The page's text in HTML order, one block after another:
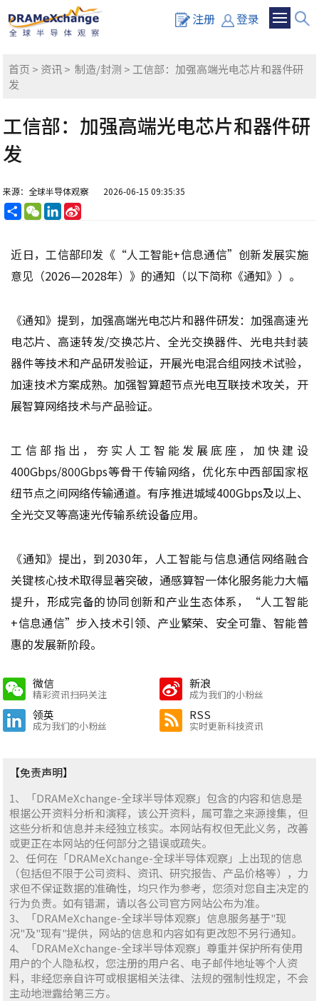
注册 登录
首页 > 资讯>制造/封测 > 工信部：加强高端光电芯片和器件研
发
工信部：加强高端光电芯片和器件研
发
来源：全球半导体观察 2026-06-15 09:35:35
分
享
WeChatLinkedIn
近日，工信部印发《“人工智能+信息通信”创新发展实施
意见（2026—2028年）》的通知（以下简称《通知》）。
《通知》提到，加强高端光电芯片和器件研发：加强高速光
电芯片、高速转发/交换芯片、全光交换器件、光电共封装
器件等技术和产品研发验证，开展光电混合组网技术试验，
加速技术方案成熟。加强智算超节点光电互联技术攻关，开
展智算网络技术与产品验证。
工信部指出，夯实人工智能发展底座，加快建设
400Gbps/800Gbps等骨干传输网络，优化东中西部国家枢
纽节点之间网络传输通道。有序推进城域400Gbps及以上、
全光交叉等高速光传输系统设备应用。
《通知》提出，到2030年，人工智能与信息通信网络融合
关键核心技术取得显著突破，通感算智一体化服务能力大幅
提升，形成完备的协同创新和产业生态体系，“人工智能
+信息通信”步入技术引领、产业繁荣、安全可靠、智能普
惠的发展新阶段。
微信
精彩资讯扫码关注
新浪
成为我们的小粉丝
领英
成为我们的小粉丝
RSS
实时更新科技资讯
【免责声明】
1、「DRAMeXchange-全球半导体观察」包含的内容和信息是
根据公开资料分析和演释，该公开资料，属可靠之来源搜集，但
这些分析和信息并未经独立核实。本网站有权但无此义务，改善
或更正在本网站的任何部分之错误或疏失。
2、任何在「DRAMeXchange-全球半导体观察」上出现的信息
（包括但不限于公司资料、资讯、研究报告、产品价格等），力
求但不保证数据的准确性，均只作为参考，您须对您自主决定的
行为负责。如有错漏，请以各公司官方网站公布为准。
3、「DRAMeXchange-全球半导体观察」信息服务基于"现
况"及"现有"提供，网站的信息和内容如有更改恕不另行通知。
4、「DRAMeXchange-全球半导体观察」尊重并保护所有使用
用户的个人隐私权，您注册的用户名、电子邮件地址等个人资
料，非经您亲自许可或根据相关法律、法规的强制性规定，不会
主动地泄露给第三方。